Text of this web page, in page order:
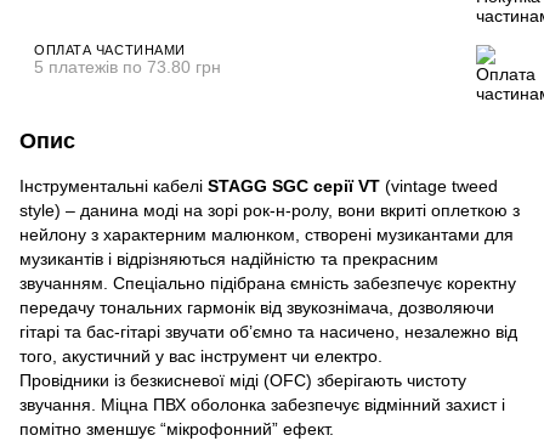
ОПЛАТА ЧАСТИНАМИ
5 платежів по 73.80 грн
Опис
Інструментальні кабелі STAGG SGC серії VT (vintage tweed
style) – данина моді на зорі рок-н-ролу, вони вкриті оплеткою з
нейлону з характерним малюнком, створені музикантами для
музикантів і відрізняються надійністю та прекрасним
звучанням. Спеціально підібрана ємність забезпечує коректну
передачу тональних гармонік від звукознімача, дозволяючи
гітарі та бас-гітарі звучати об’ємно та насичено, незалежно від
того, акустичний у вас інструмент чи електро.
Провідники із безкисневої міді (OFC) зберігають чистоту
звучання. Міцна ПВХ оболонка забезпечує відмінний захист і
помітно зменшує “мікрофонний” ефект.